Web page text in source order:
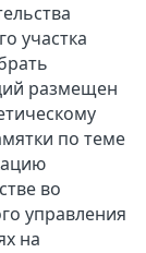
участка
размещен
по теме
во
управления
на